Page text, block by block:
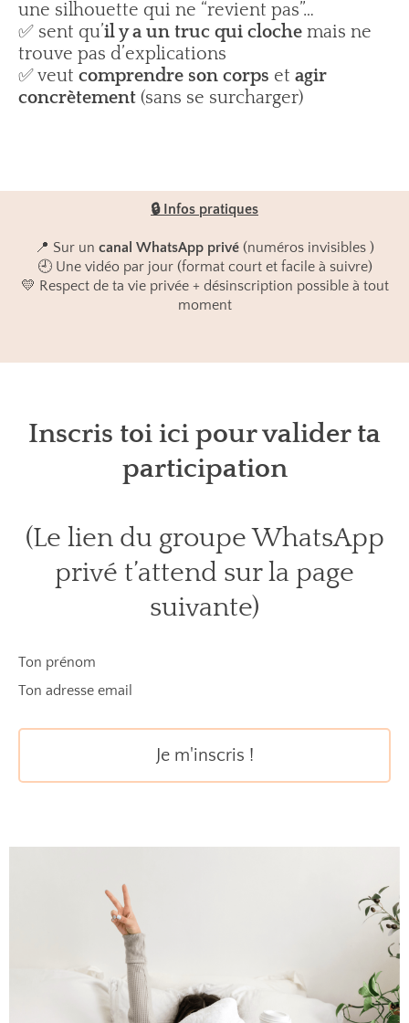
une silhouette qui ne “revient pas”…
✅ sent qu’il y a un truc qui cloche mais ne
trouve pas d’explications
✅ veut comprendre son corps et agir
concrètement (sans se surcharger)
🔒 Infos pratiques
📍 Sur un canal WhatsApp privé (numéros invisibles )
🕘 Une vidéo par jour (format court et facile à suivre)
💛 Respect de ta vie privée + désinscription possible à tout
moment
Inscris toi ici pour valider ta
participation
(Le lien du groupe WhatsApp
privé t’attend sur la page
suivante)
Ton prénom
Ton adresse email
Je m'inscris !